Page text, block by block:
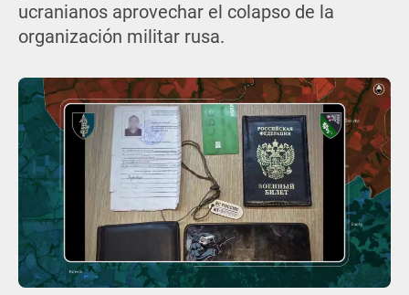
ucranianos aprovechar el colapso de la
organización militar rusa.